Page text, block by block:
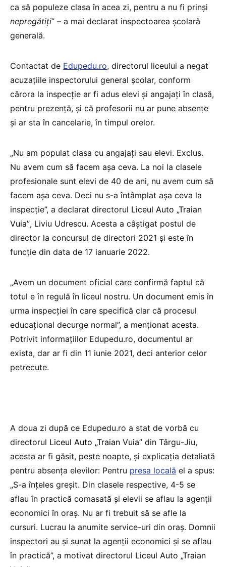
ca să populeze clasa în acea zi, pentru a nu fi prinși
nepregătiți” – a mai declarat inspectoarea școlară
generală.
Contactat de Edupedu.ro, directorul liceului a negat
acuzațiile inspectorului general școlar, conform
cărora la inspecție ar fi adus elevi și angajați în clasă,
pentru prezență, și că profesorii nu ar pune absențe
și ar sta în cancelarie, în timpul orelor.
„Nu am populat clasa cu angajați sau elevi. Exclus.
Nu avem cum să facem așa ceva. La noi la clasele
profesionale sunt elevi de 40 de ani, nu avem cum să
facem așa ceva. Deci nu s-a întâmplat așa ceva la
inspecție”, a declarat directorul Liceul Auto „Traian
Vuia”, Liviu Udrescu. Acesta a câștigat postul de
director la concursul de directori 2021 și este în
funcție din data de 17 ianuarie 2022.
„Avem un document oficial care confirmă faptul că
totul e în regulă în liceul nostru. Un document emis în
urma inspecției în care specifică clar că procesul
educațional decurge normal”, a menționat acesta.
Potrivit informațiilor Edupedu.ro, documentul ar
exista, dar ar fi din 11 iunie 2021, deci anterior celor
petrecute.
A doua zi după ce Edupedu.ro a stat de vorbă cu
directorul Liceul Auto „Traian Vuia” din Târgu-Jiu,
acesta ar fi găsit, peste noapte, și explicația detaliată
pentru absența elevilor: Pentru presa locală el a spus:
„S-a înțeles greșit. Din clasele respective, 4-5 se
aflau în practică comasată și elevii se aflau la agenții
economici în oraș. Nu ar fi trebuit să se afle la
cursuri. Lucrau la anumite service-uri din oraș. Domnii
inspectori au și sunat la agenții economici și se aflau
în practică”, a motivat directorul Liceul Auto „Traian